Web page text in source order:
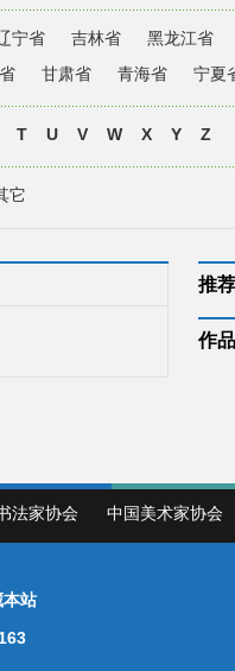
宁省 吉林省 黑龙江省
甘肃省 青海省 宁夏
T U V W X Y Z
它
推
作
法家协会 中国美术家协会
本站